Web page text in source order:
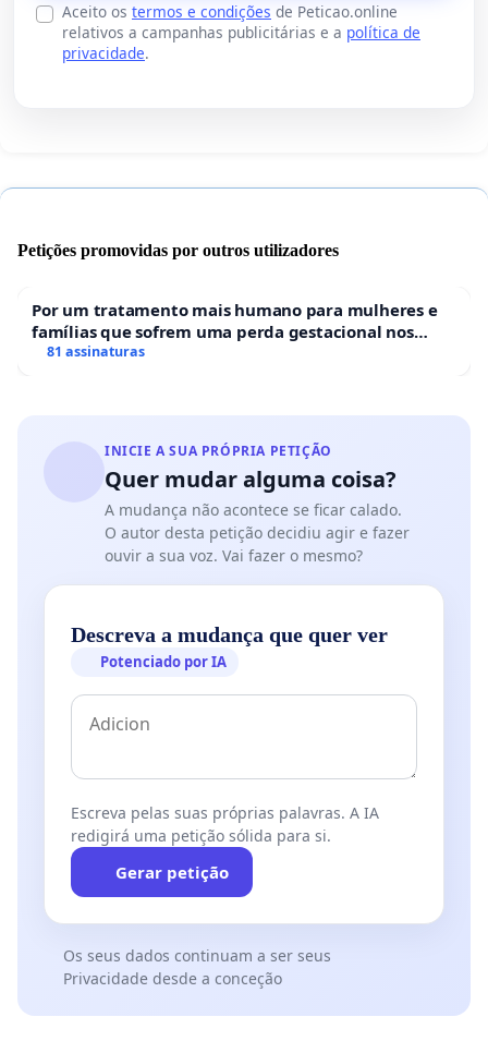
Aceito os termos e condições de Peticao.online
relativos a campanhas publicitárias e a política de
privacidade.
Petições promovidas por outros utilizadores
Por um tratamento mais humano para mulheres e
famílias que sofrem uma perda gestacional nos
hospitais portugueses
81 assinaturas
INICIE A SUA PRÓPRIA PETIÇÃO
Quer mudar alguma coisa?
A mudança não acontece se ficar calado.
O autor desta petição decidiu agir e fazer
ouvir a sua voz. Vai fazer o mesmo?
Descreva a mudança que quer ver
Potenciado por IA
Escreva pelas suas próprias palavras. A IA
redigirá uma petição sólida para si.
Gerar petição
Os seus dados continuam a ser seus
Privacidade desde a conceção